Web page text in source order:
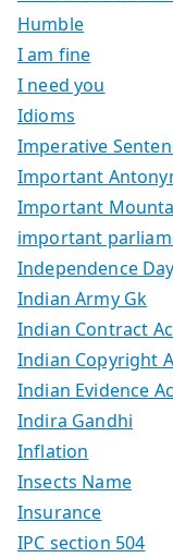
Humble
I am fine
I need you
Idioms
Imperative
Important
Important
important
Independence Day
Indian Army Gk
Indian Contract
Indian Copyright
Indian Evidence
Indira Gandhi
Inflation
Insects Name
Insurance
IPC section 504